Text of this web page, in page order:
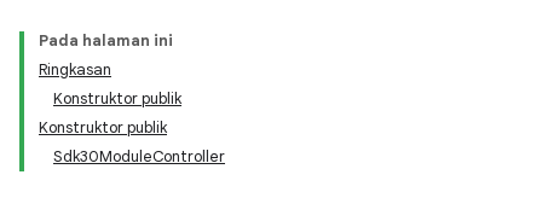
Pada halaman ini
Ringkasan
Konstruktor publik
Konstruktor publik
Sdk30ModuleController